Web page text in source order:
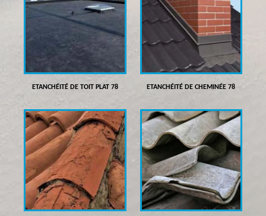
ETANCHÉITÉ DE TOIT PLAT 78 ETANCHÉITÉ DE CHEMINÉE 78